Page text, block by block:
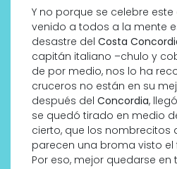
Y no porque se celebre
venido a todos a la mente
desastre del Costa
capitán italiano –chulo y
de por medio, nos lo ha
cruceros no están en su
después del Concordia,
se quedó tirado en medio
cierto, que los nombrecitos
parecen una broma visto
Por eso, mejor quedarse en